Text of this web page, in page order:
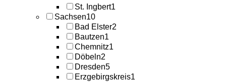
St. Ingbert1
Sachsen10
Bad Elster2
Bautzen1
Chemnitz1
Döbeln2
Dresden5
Erzgebirgskreis1